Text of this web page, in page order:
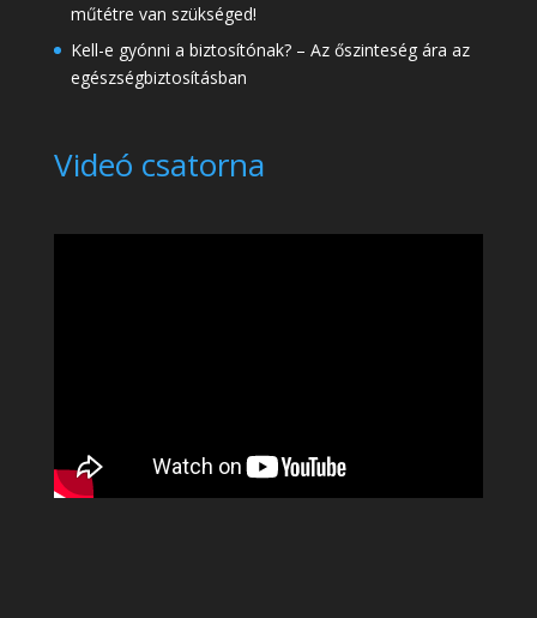
műtétre van szükséged!
Kell-e gyónni a biztosítónak? – Az őszinteség ára az
egészségbiztosításban
Videó csatorna